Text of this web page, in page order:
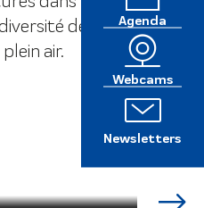
Agenda
Webcams
Newsletters
des
air.